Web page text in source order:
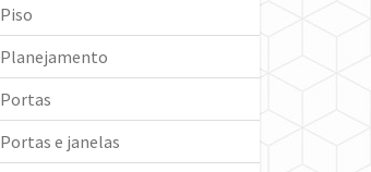
Piso
Planejamento
Portas
Portas e janelas